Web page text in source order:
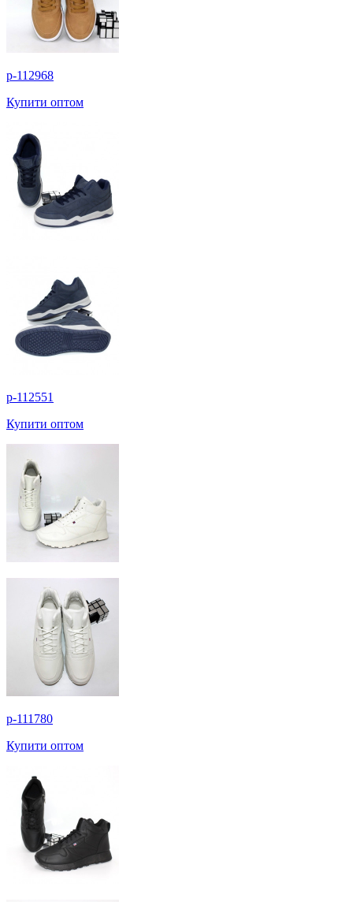
p-112968
Купити оптом
p-112551
Купити оптом
p-111780
Купити оптом